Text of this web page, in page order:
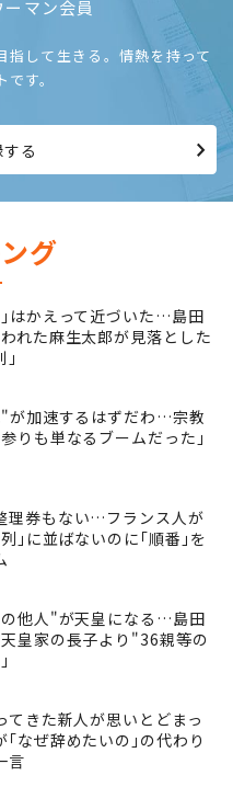
マン会員
して生きる。情熱を持って
す。
る
グ
はかえって近づいた…島田
れた麻生太郎が見落とした
｣
が加速するはずだわ…宗教
りも単なるブームだった｣
理券もない…フランス人が
｣に並ばないのに｢順番｣を
他人"が天皇になる…島田
皇家の長子より"36親等の
てきた新人が思いとどまっ
なぜ辞めたいの｣の代わり
言